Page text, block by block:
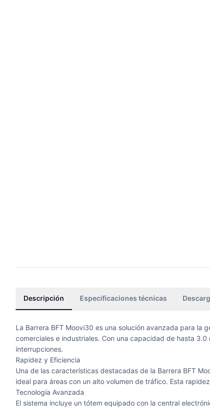
Descripción Especificaciones técnicas
La Barrera BFT Moovi30 es una solución avanzada para la
comerciales e industriales. Con una capacidad de hasta
interrupciones.
Rapidez y Eficiencia
Una de las características destacadas de la Barrera BFT
ideal para áreas con un alto volumen de tráfico. Esta
Tecnología Avanzada
El sistema incluye un tótem equipado con la central